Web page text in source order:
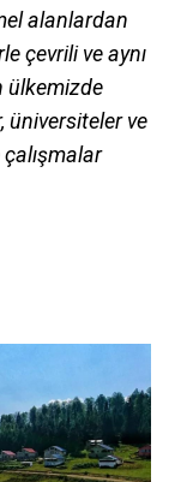
alanlardan
çevrili ve aynı
ülkemizde
ve